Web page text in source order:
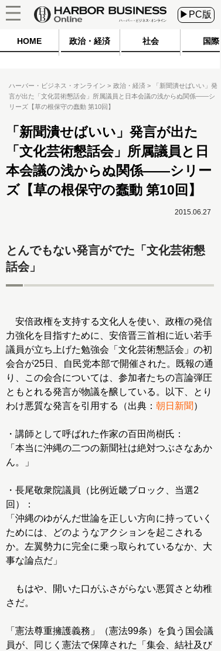
▶PC版
HOME 政治・経済 社会 国際
ハーバー・ビジネス・オンライン 政治・経済
「新聞潰せばいい」発
言が出た「文化芸術懇話会」所属議員と日本会議の浅からぬ関係――シ
リーズ【草の根保守の蠢動 第10回】
「新聞潰せばいい」発言が出た
「文化芸術懇話会」所属議員と日
本会議の浅からぬ関係――シリー
ズ【草の根保守の蠢動 第10回】
2015.06.27
とんでもない発言がでた「文化芸術懇
話会」
安倍政権を支持する文化人を使い、政権の発信
力強化を目指すために、安倍晋三首相に近い若手
議員が立ち上げた勉強会「文化芸術懇話会」の初
会合が25日、自民党本部で開催された。既報の通
り、この会合については、参加者たちの言論弾圧
ともとれる発言が物議を醸している。以下、とり
わけ悪質な発言を引用する（出典： 朝日新聞 ）
・講師として呼ばれた作家の百田尚樹氏：
「本当に沖縄の二つの新聞社は絶対つぶさなあか
ん。」
・長尾敬衆院議員（比例近畿ブロック、当選2
回）：
「沖縄のゆがんだ世論を正しい方向に持っていく
ためには、どのようなアクションを起こされる
か。左翼勢力に完全に乗っ取られているなか、大
事な論点だ」
もはや、開いた口がふさがらない悪質さと幼稚
さだ。
「憲法尊重擁護義務」（憲法99条）を負う国会議
員が、同じく憲法で保障された「集会、結社及び